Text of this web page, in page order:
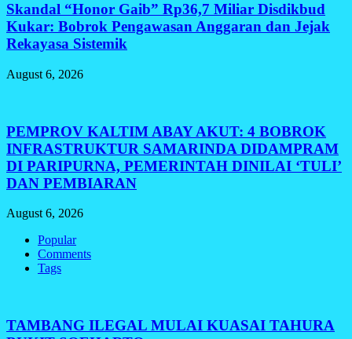
Skandal “Honor Gaib” Rp36,7 Miliar Disdikbud
Kukar: Bobrok Pengawasan Anggaran dan Jejak
Rekayasa Sistemik
August 6, 2026
PEMPROV KALTIM ABAY AKUT: 4 BOBROK
INFRASTRUKTUR SAMARINDA DIDAMPRAM
DI PARIPURNA, PEMERINTAH DINILAI ‘TULI’
DAN PEMBIARAN
August 6, 2026
Popular
Comments
Tags
TAMBANG ILEGAL MULAI KUASAI TAHURA